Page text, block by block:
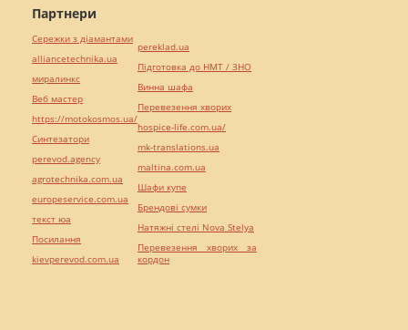
Партнери
Сережки з діамантами
alliancetechnika.ua
миралинкс
Веб мастер
https://motokosmos.ua/
Синтезатори
perevod.agency
agrotechnika.com.ua
europeservice.com.ua
текст юа
Посилання
kievperevod.com.ua
pereklad.ua
Підготовка до НМТ / ЗНО
Винна шафа
Перевезення хворих
hospice-life.com.ua/
mk-translations.ua
maltina.com.ua
Шафи купе
Брендові сумки
Натяжні стелі Nova Stelya
Перевезення хворих за
кордон